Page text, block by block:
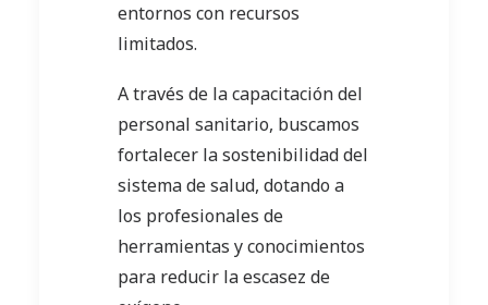
entornos con recursos
limitados.
A través de la capacitación del
personal sanitario, buscamos
fortalecer la sostenibilidad del
sistema de salud, dotando a
los profesionales de
herramientas y conocimientos
para reducir la escasez de